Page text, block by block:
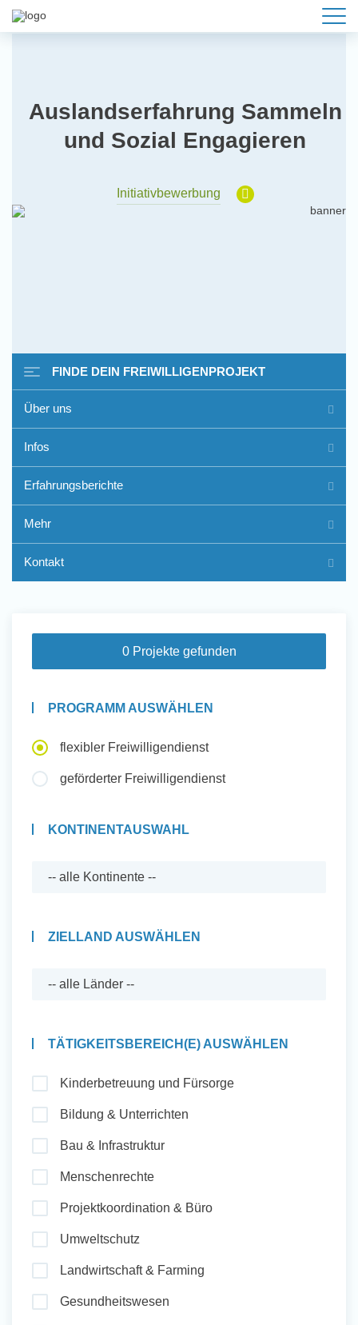
Auslandserfahrung Sammeln
und Sozial Engagieren
Initiativbewerbung
Freiwilligenarbeit im Ausland
- Erfahrungsberichte
Auslandserfahrung Sammeln
und Sozial Engagieren
Initiativbewerbung
Auslandserfahrung Sammeln
Initiativbewerbung
FINDE DEIN FREIWILLIGENPROJEKT
Über uns
Infos
Erfahrungsberichte
Mehr
Kontakt
0 Projekte gefunden
PROGRAMM AUSWÄHLEN
flexibler Freiwilligendienst
geförderter Freiwilligendienst
KONTINENTAUSWAHL
ZIELLAND AUSWÄHLEN
TÄTIGKEITSBEREICH(E) AUSWÄHLEN
Kinderbetreuung und Fürsorge
Bildung & Unterrichten
Bau & Infrastruktur
Menschenrechte
Projektkoordination & Büro
Umweltschutz
Landwirtschaft & Farming
Gesundheitswesen